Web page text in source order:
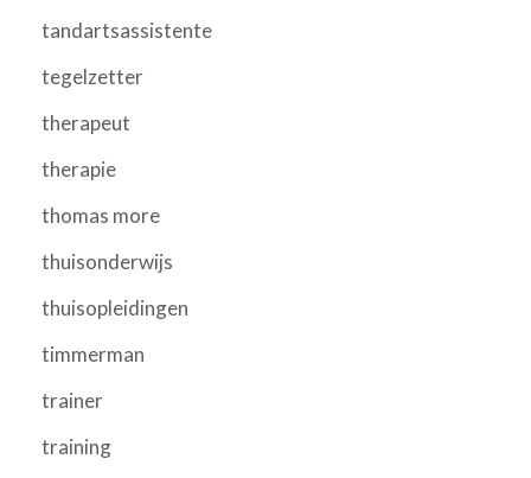
tandartsassistente
tegelzetter
therapeut
therapie
thomas more
thuisonderwijs
thuisopleidingen
timmerman
trainer
training